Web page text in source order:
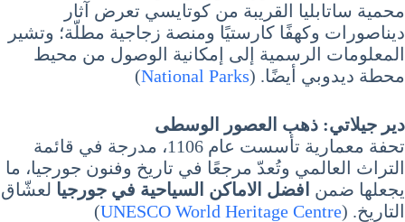
محمية ساتابليا القريبة من كوتايسي تعرض آثار
ديناصورات وكهفًا كارستيًا ومنصة زجاجية مطلّة؛ وتشير
المعلومات الرسمية إلى إمكانية الوصول من محيط
محطة ديدوبي أيضًا. (National Parks
)
دير جيلاتي: ذهب العصور الوسطى
تحفة معمارية تأسست عام 1106، مدرجة في قائمة
التراث العالمي وتُعدّ مرجعًا في تاريخ وفنون جورجيا، ما
يجعلها ضمن افضل الاماكن السياحية في جورجيا لعشّاق
التاريخ. (UNESCO World Heritage Centre
)